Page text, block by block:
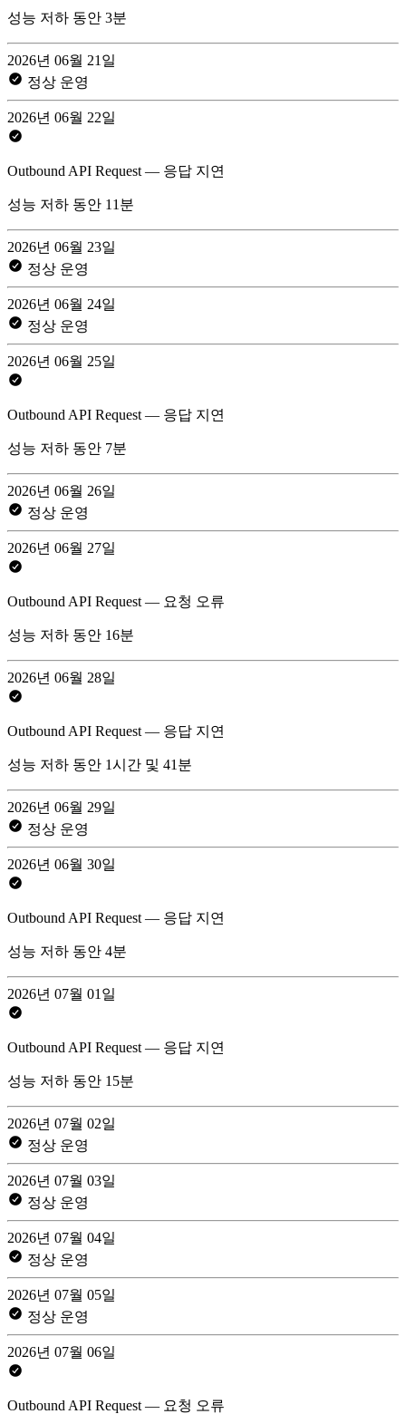
성능 저하 동안 3분
2026년 06월 21일
정상 운영
2026년 06월 22일
Outbound API Request — 응답 지연
성능 저하 동안 11분
2026년 06월 23일
정상 운영
2026년 06월 24일
정상 운영
2026년 06월 25일
Outbound API Request — 응답 지연
성능 저하 동안 7분
2026년 06월 26일
정상 운영
2026년 06월 27일
Outbound API Request — 요청 오류
성능 저하 동안 16분
2026년 06월 28일
Outbound API Request — 응답 지연
성능 저하 동안 1시간 및 41분
2026년 06월 29일
정상 운영
2026년 06월 30일
Outbound API Request — 응답 지연
성능 저하 동안 4분
2026년 07월 01일
Outbound API Request — 응답 지연
성능 저하 동안 15분
2026년 07월 02일
정상 운영
2026년 07월 03일
정상 운영
2026년 07월 04일
정상 운영
2026년 07월 05일
정상 운영
2026년 07월 06일
Outbound API Request — 요청 오류